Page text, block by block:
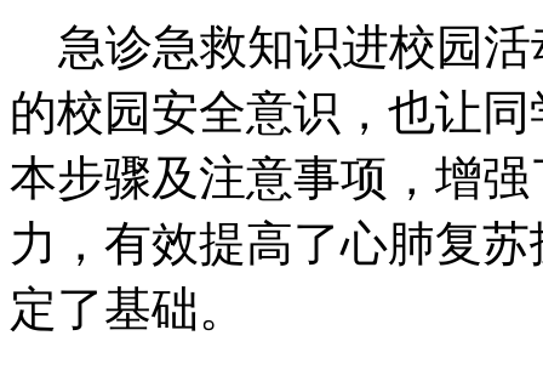
急诊急救知识进校园活
的校园安全意识，也让
本步骤及注意事项，增
力，有效提高了心肺复
定了基础。